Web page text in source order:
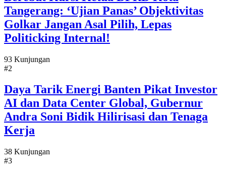
Tangerang: ‘Ujian Panas’ Objektivitas
Golkar Jangan Asal Pilih, Lepas
Politicking Internal!
93 Kunjungan
#2
Daya Tarik Energi Banten Pikat Investor
AI dan Data Center Global, Gubernur
Andra Soni Bidik Hilirisasi dan Tenaga
Kerja
38 Kunjungan
#3